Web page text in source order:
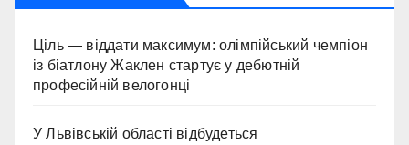
Ціль — віддати максимум: олімпійський чемпіон
із біатлону Жаклен стартує у дебютній
професійній велогонці
У Львівській області відбудеться